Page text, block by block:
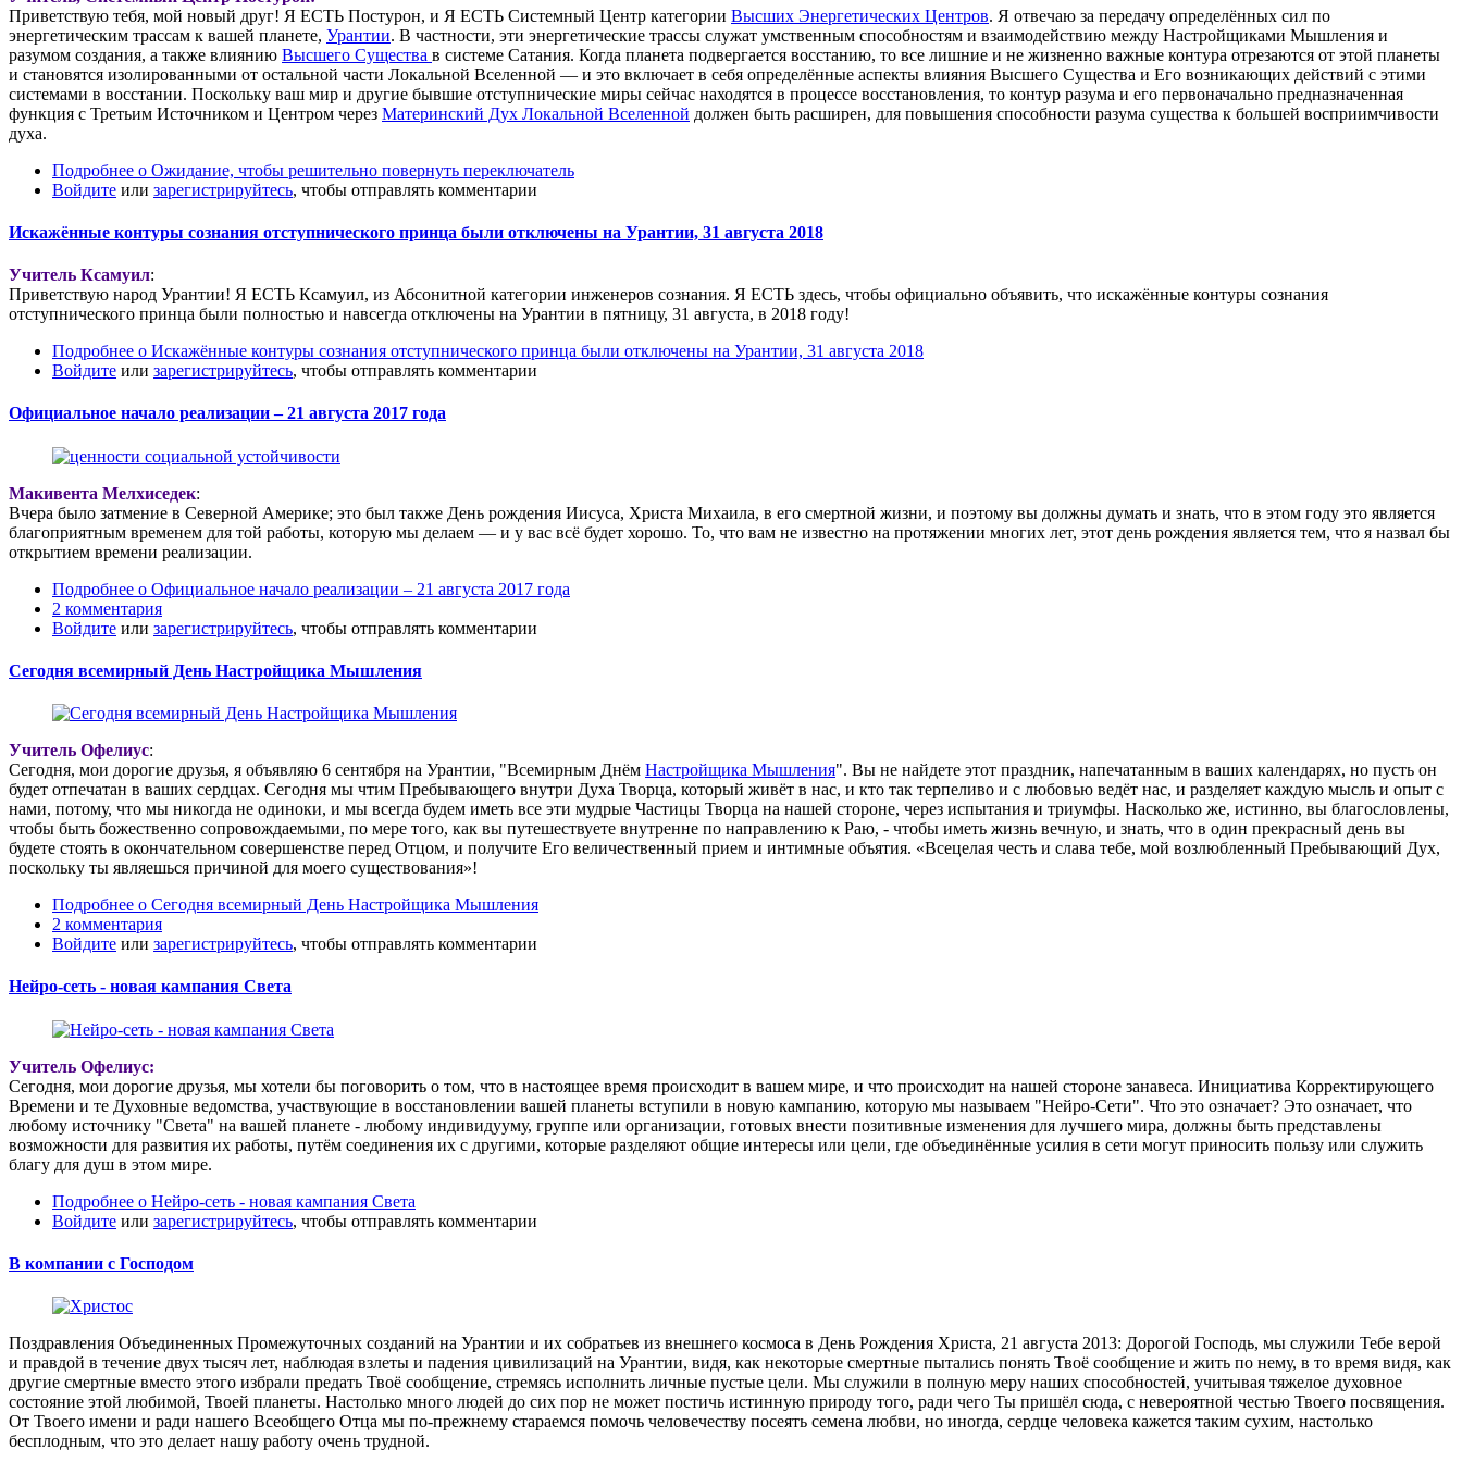
Приветствую тебя, мой новый друг! Я ЕСТЬ Постурон, и Я ЕСТЬ Системный Центр категории Высших Энергетических Центров. Я отвечаю за передачу определённых сил по
энергетическим трассам к вашей планете, Урантии. В частности, эти энергетические трассы служат умственным способностям и взаимодействию между Настройщиками Мышления и
разумом создания, а также влиянию Высшего Существа в системе Сатания. Когда планета подвергается восстанию, то все лишние и не жизненно важные контура отрезаются от этой планеты
и становятся изолированными от остальной части Локальной Вселенной ― и это включает в себя определённые аспекты влияния Высшего Существа и Его возникающих действий с этими
системами в восстании. Поскольку ваш мир и другие бывшие отступнические миры сейчас находятся в процессе восстановления, то контур разума и его первоначально предназначенная
функция с Третьим Источником и Центром через Материнский Дух Локальной Вселенной должен быть расширен, для повышения способности разума существа к большей восприимчивости
духа.
Подробнее о Ожидание, чтобы решительно повернуть переключатель
Войдите или зарегистрируйтесь, чтобы отправлять комментарии
Искажённые контуры сознания отступнического принца были отключены на Урантии, 31 августа 2018
Учитель Ксамуил:
Приветствую народ Урантии! Я ЕСТЬ Ксамуил, из Абсонитной категории инженеров сознания. Я ЕСТЬ здесь, чтобы официально объявить, что искажённые контуры сознания
отступнического принца были полностью и навсегда отключены на Урантии в пятницу, 31 августа, в 2018 году!
Подробнее о Искажённые контуры сознания отступнического принца были отключены на Урантии, 31 августа 2018
Войдите или зарегистрируйтесь, чтобы отправлять комментарии
Официальное начало реализации – 21 августа 2017 года
Макивента Мелхиседек:
Вчера было затмение в Северной Америке; это был также День рождения Иисуса, Христа Михаила, в его смертной жизни, и поэтому вы должны думать и знать, что в этом году это является
благоприятным временем для той работы, которую мы делаем — и у вас всё будет хорошо. То, что вам не известно на протяжении многих лет, этот день рождения является тем, что я назвал бы
открытием времени реализации.
Подробнее о Официальное начало реализации – 21 августа 2017 года
2 комментария
Войдите или зарегистрируйтесь, чтобы отправлять комментарии
Сегодня всемирный День Настройщика Мышления
Учитель Офелиус:
Сегодня, мои дорогие друзья, я объявляю 6 сентября на Урантии, "Всемирным Днём Настройщика Мышления". Вы не найдете этот праздник, напечатанным в ваших календарях, но пусть он
будет отпечатан в ваших сердцах. Сегодня мы чтим Пребывающего внутри Духа Творца, который живёт в нас, и кто так терпеливо и с любовью ведёт нас, и разделяет каждую мысль и опыт с
нами, потому, что мы никогда не одиноки, и мы всегда будем иметь все эти мудрые Частицы Творца на нашей стороне, через испытания и триумфы. Насколько же, истинно, вы благословлены,
чтобы быть божественно сопровождаемыми, по мере того, как вы путешествуете внутренне по направлению к Раю, - чтобы иметь жизнь вечную, и знать, что в один прекрасный день вы
будете стоять в окончательном совершенстве перед Отцом, и получите Его величественный прием и интимные объятия. «Всецелая честь и слава тебе, мой возлюбленный Пребывающий Дух,
поскольку ты являешься причиной для моего существования»!
Подробнее о Сегодня всемирный День Настройщика Мышления
2 комментария
Войдите или зарегистрируйтесь, чтобы отправлять комментарии
Нейро-сеть - новая кампания Света
Учитель Офелиус:
Сегодня, мои дорогие друзья, мы хотели бы поговорить о том, что в настоящее время происходит в вашем мире, и что происходит на нашей стороне занавеса. Инициатива Корректирующего
Времени и те Духовные ведомства, участвующие в восстановлении вашей планеты вступили в новую кампанию, которую мы называем "Нейро-Сети". Что это означает? Это означает, что
любому источнику "Света" на вашей планете - любому индивидууму, группе или организации, готовых внести позитивные изменения для лучшего мира, должны быть представлены
возможности для развития их работы, путём соединения их с другими, которые разделяют общие интересы или цели, где объединённые усилия в сети могут приносить пользу или служить
благу для душ в этом мире.
Подробнее о Нейро-сеть - новая кампания Света
Войдите или зарегистрируйтесь, чтобы отправлять комментарии
В компании с Господом
Поздравления Объединенных Промежуточных созданий на Урантии и их собратьев из внешнего космоса в День Рождения Христа, 21 августа 2013: Дорогой Господь, мы служили Тебе верой
и правдой в течение двух тысяч лет, наблюдая взлеты и падения цивилизаций на Урантии, видя, как некоторые смертные пытались понять Твоё сообщение и жить по нему, в то время видя, как
другие смертные вместо этого избрали предать Твоё сообщение, стремясь исполнить личные пустые цели. Мы служили в полную меру наших способностей, учитывая тяжелое духовное
состояние этой любимой, Твоей планеты. Настолько много людей до сих пор не может постичь истинную природу того, ради чего Ты пришёл сюда, с невероятной честью Твоего посвящения.
От Твоего имени и ради нашего Всеобщего Отца мы по-прежнему стараемся помочь человечеству посеять семена любви, но иногда, сердце человека кажется таким сухим, настолько
бесплодным, что это делает нашу работу очень трудной.